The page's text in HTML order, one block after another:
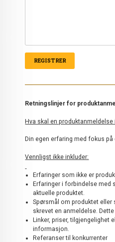
Retningslinjer for
Hva skal en produktanmeldelse
Din egen erfaring med fokus
Vennligst ikke inkluder:
Erfaringer som ikke er
Erfaringer i forbindelse med
aktuelle produktet.
Spørsmål om produktet eller
skrevet en anmeldelse.
Linker, priser, tilgjengelighet
informasjon.
Referanser til konkurrenter